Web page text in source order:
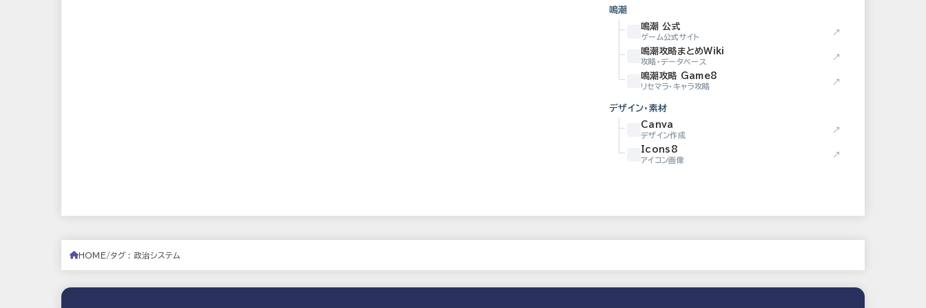
鳴潮
鳴潮 公式
ゲーム公式サイト
↗
鳴潮攻略まとめWiki
攻略・データベース
↗
鳴潮攻略 Game8
リセマラ・キャラ攻略
↗
デザイン・素材
Canva
デザイン作成
↗
Icons8
アイコン画像
↗
HOME タグ : 政治システム